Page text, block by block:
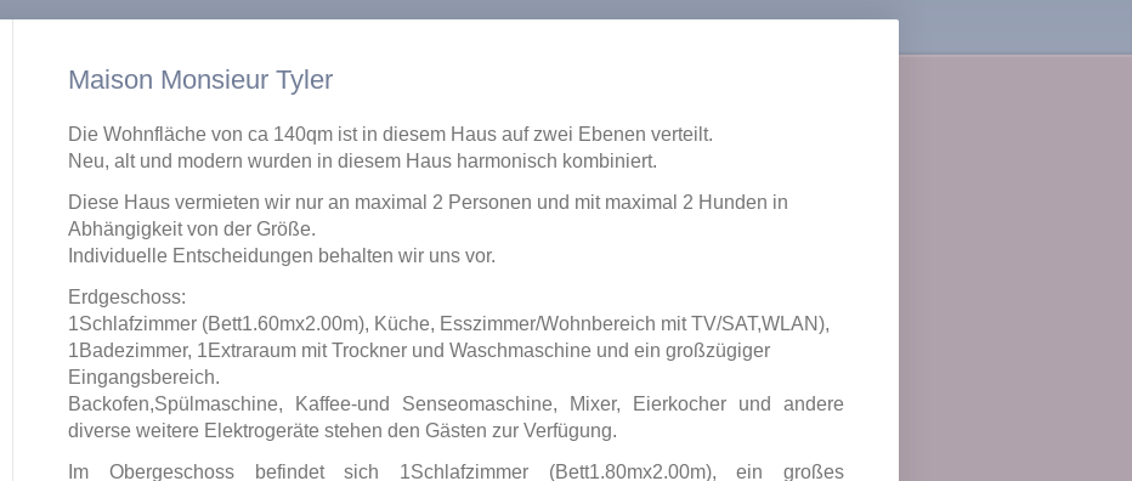
Maison Monsieur Tyler
Die Wohnfläche von ca 140qm ist in diesem Haus auf zwei Ebenen verteilt.
Neu, alt und modern wurden in diesem Haus harmonisch kombiniert.
Diese Haus vermieten wir nur an maximal 2 Personen und mit maximal 2 Hunden in
Abhängigkeit von der Größe.
Individuelle Entscheidungen behalten wir uns vor.
Erdgeschoss:
1Schlafzimmer (Bett1.60mx2.00m), Küche, Esszimmer/Wohnbereich mit TV/SAT,WLAN),
1Badezimmer, 1Extraraum mit Trockner und Waschmaschine und ein großzügiger
Eingangsbereich.
Backofen,Spülmaschine, Kaffee-und Senseomaschine, Mixer, Eierkocher und andere
diverse weitere Elektrogeräte stehen den Gästen zur Verfügung.
Im Obergeschoss befindet sich 1Schlafzimmer (Bett1.80mx2.00m), ein großes